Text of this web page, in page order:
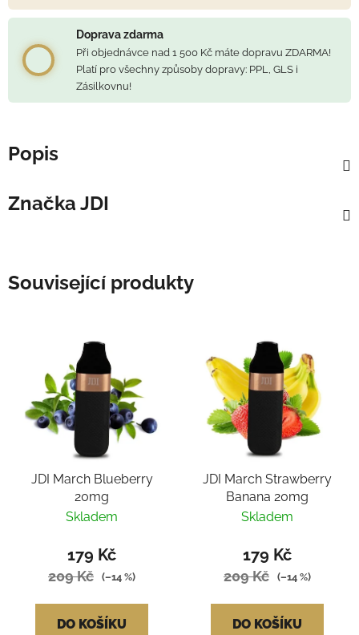
Doprava zdarma
Při objednávce nad 1 500 Kč máte dopravu ZDARMA!
Platí pro všechny způsoby dopravy: PPL, GLS i
Zásilkovnu!
Popis
Značka JDI
Související produkty
JDI March Blueberry
20mg
Skladem
179 Kč
209 Kč (–14 %)
DO KOŠÍKU
JDI March Strawberry
Banana 20mg
Skladem
179 Kč
209 Kč (–14 %)
DO KOŠÍKU